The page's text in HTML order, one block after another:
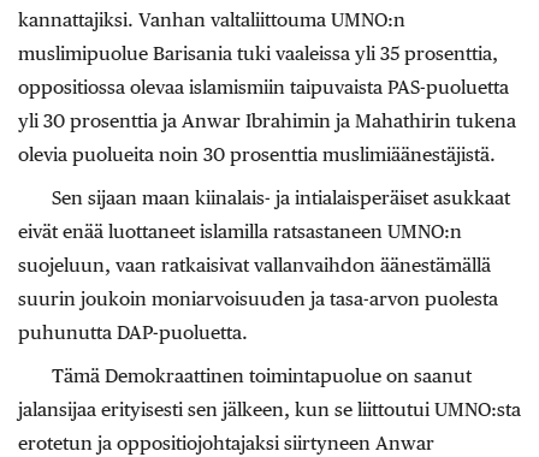
kannattajiksi. Vanhan valtaliittouma UMNO:n
muslimipuolue Barisania tuki vaaleissa yli 35 prosenttia,
oppositiossa olevaa islamismiin taipuvaista PAS-puoluetta
yli 30 prosenttia ja Anwar Ibrahimin ja Mahathirin tukena
olevia puolueita noin 30 prosenttia muslimiäänestäjistä.
Sen sijaan maan kiinalais- ja intialaisperäiset asukkaat
eivät enää luottaneet islamilla ratsastaneen UMNO:n
suojeluun, vaan ratkaisivat vallanvaihdon äänestämällä
suurin joukoin moniarvoisuuden ja tasa-arvon puolesta
puhunutta DAP-puoluetta.
Tämä Demokraattinen toimintapuolue on saanut
jalansijaa erityisesti sen jälkeen, kun se liittoutui UMNO:sta
erotetun ja oppositiojohtajaksi siirtyneen Anwar